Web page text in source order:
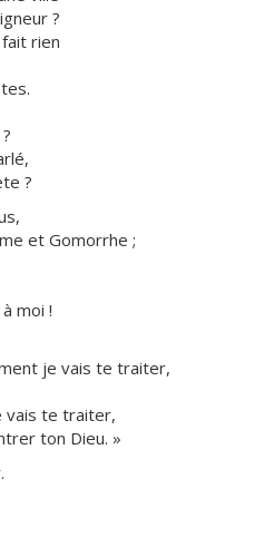
?
rien
?
et Gomorrhe ;
moi !
je vais te traiter,
vais te traiter,
ton Dieu. »